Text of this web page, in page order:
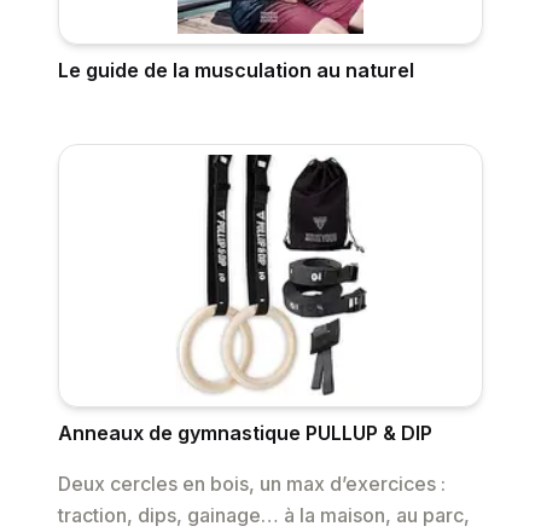
Le guide de la musculation au naturel
Anneaux de gymnastique PULLUP & DIP
Deux cercles en bois, un max d’exercices :
traction, dips, gainage… à la maison, au parc,